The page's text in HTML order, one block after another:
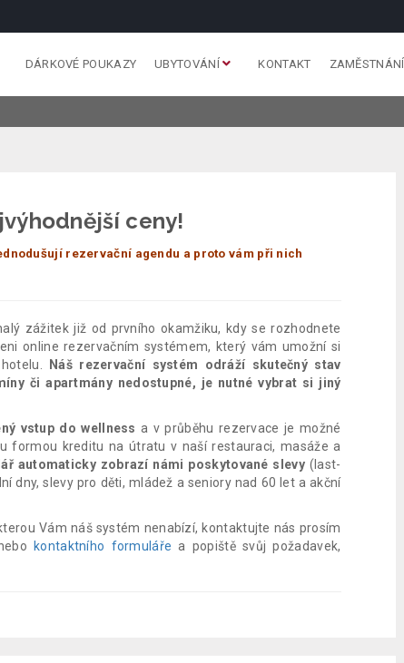
DÁRKOVÉ POUKAZY UBYTOVÁNÍ KONTAKT ZAMĚSTNÁNÍ
ceny!
rezervační agendu a proto vám při nich
zážitek již od prvního okamžiku, kdy se rozhodnete
online rezervačním systémem, který vám umožní si
Náš rezervační systém odráží skutečný stav
či apartmány nedostupné, je nutné vybrat si jiný
vstup do wellness a v průběhu rezervace je možné
formou kreditu na útratu v naší restauraci, masáže a
automaticky zobrazí námi poskytované slevy(last-
dny, slevy pro děti, mládež a seniory nad 60 let a akční
Vám náš systém nenabízí, kontaktujte nás prosím
kontaktního formuláře a popiště svůj požadavek,